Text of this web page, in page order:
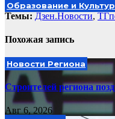
Образование и
Темы: Дзен.Новости,
Похожая запись
Новости Региона
Строителей региона
Авг 6, 2026